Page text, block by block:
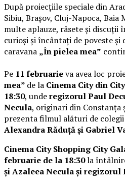
După proiecțiile speciale din
Sibiu, Brașov, Cluj-Napoca, Baia
multe aplauze, râsete și discuții
curioși și încântați de poveste
caravana „În pielea mea”
Pe 11 februarieva avea loc
mea” de la Cinema City din
18:30, underegizorul Paul
Necula, originari din Constanța
prezenta filmul alături de
Alexandra Răduță și Gabriel
Cinema City Shopping City
februarie de la 18:30la
și Azaleea Necula și regizorul